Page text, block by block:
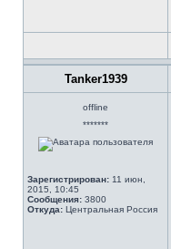
Tanker1939
offline
*******
Зарегистрирован: 11 июн,
2015, 10:45
Сообщения: 3800
Откуда: Центральная Россия